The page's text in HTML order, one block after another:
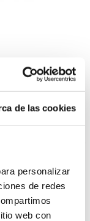
de las cookies
personalizar
de redes
web con